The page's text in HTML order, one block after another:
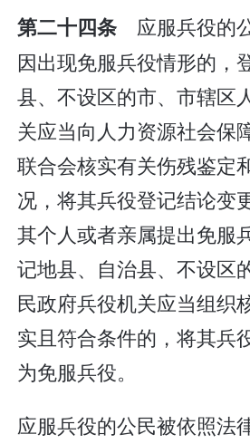
第二十四条 应服兵役的
因出现免服兵役情形的，
县、不设区的市、市辖区
关应当向人力资源社会保
联合会核实有关伤残鉴定
况，将其兵役登记结论变
其个人或者亲属提出免服
记地县、自治县、不设区
民政府兵役机关应当组织
实且符合条件的，将其兵
为免服兵役。
应服兵役的公民被依照法